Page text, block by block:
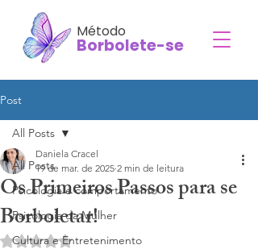
Método
Borbolete-se
Post
All Posts
Psicologia e comportamento
Psicologia da Mulher
Cultura e Entretenimento
All Posts
Os Primeiros Passos para se
Borboletar!
Daniela Cracel
19 de mar. de 2025 2 min de leitura
Avaliado com NaN de 5 estrelas.